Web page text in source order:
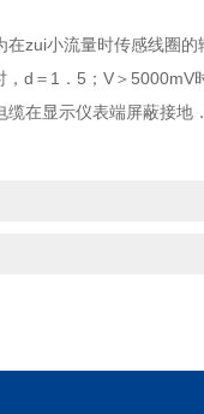
为在zui小流量时传感线圈
，d＝1．5；V＞5000mV
在显示仪表端屏蔽接地